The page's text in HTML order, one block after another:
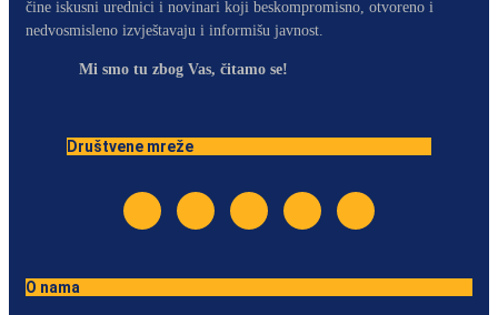
čine iskusni urednici i novinari koji beskompromisno, otvoreno i
nedvosmisleno izvještavaju i informišu javnost.
Mi smo tu zbog Vas, čitamo se!
Društvene mreže
O nama